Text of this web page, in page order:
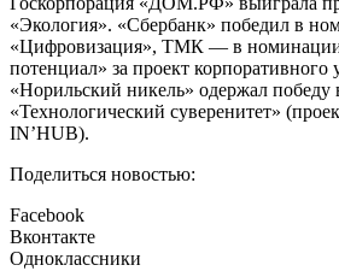
«Экология». «Сбербанк» победил в
«Цифровизация», ТМК — в
потенциал» за проект
«Норильский никель» одержал
«Технологический суверенитет»
IN’HUB).
Поделиться новостью:
Facebook
Вконтакте
Одноклассники